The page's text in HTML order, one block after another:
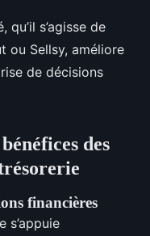
qu’il s’agisse de
ou Sellsy, améliore
de décisions
des
financières
s’appuie